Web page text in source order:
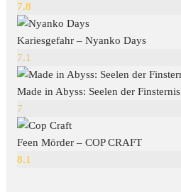
7.8
Kariesgefahr – Nyanko Days
7.1
Made in Abyss: Seelen der Finsternis
7
Feen Mörder – COP CRAFT
8.1